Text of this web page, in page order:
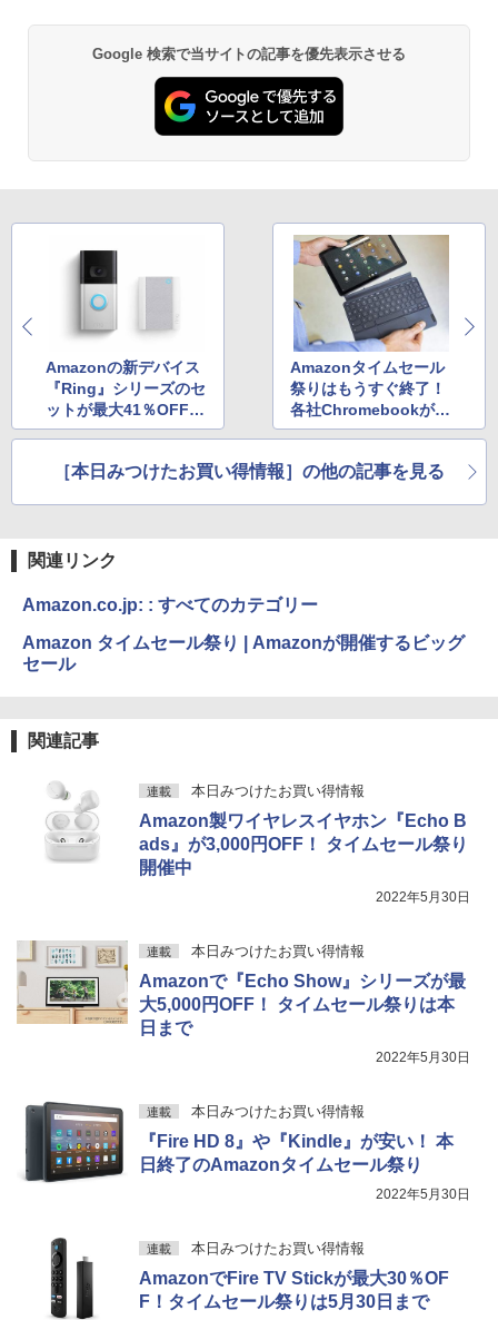
Google 検索で当サイトの記事を優先表示させる
Amazonの新デバイス
『Ring』シリーズのセ
ットが最大41％OFF！
タイムセール祭り
Amazonタイムセール
祭りはもうすぐ終了！
各社Chromebookが最
大32％OFFで購入可能
［本日みつけたお買い得情報］の他の記事を見る
関連リンク
Amazon.co.jp: : すべてのカテゴリー
Amazon タイムセール祭り | Amazonが開催するビッグ
セール
関連記事
連載 本日みつけたお買い得情報
Amazon製ワイヤレスイヤホン『Echo B
ads』が3,000円OFF！ タイムセール祭り
開催中
2022年5月30日
連載 本日みつけたお買い得情報
Amazonで『Echo Show』シリーズが最
大5,000円OFF！ タイムセール祭りは本
日まで
2022年5月30日
連載 本日みつけたお買い得情報
『Fire HD 8』や『Kindle』が安い！ 本
日終了のAmazonタイムセール祭り
2022年5月30日
連載 本日みつけたお買い得情報
AmazonでFire TV Stickが最大30％OF
F！タイムセール祭りは5月30日まで